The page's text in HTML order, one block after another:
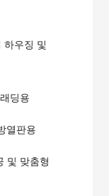
하우징 및
딩용
열판용
및 맞춤형